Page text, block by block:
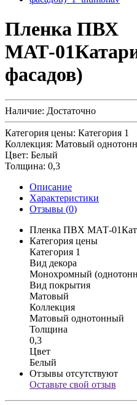
Пленка ПВХ
МАТ-
фасадов)
Наличие: Достаточно
Категория цены: Категория 1
Коллекция: Матовый
Цвет: Белый
Толщина: 0,3
Описание
Характеристики
Отзывы (0)
Пленка ПВХ МАТ-
Категория цены
Категория 1
Вид декора
Монохромный
Вид покрытия
Матовый
Коллекция
Матовый однотонный
Толщина
0,3
Цвет
Белый
Отзывы отсутствуют
Оставьте свой отзыв